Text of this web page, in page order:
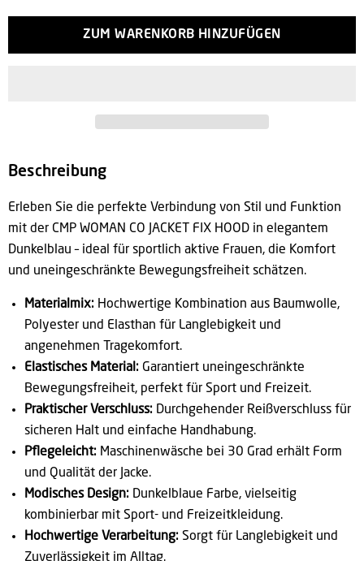
ZUM WARENKORB HINZUFÜGEN
Beschreibung
Erleben Sie die perfekte Verbindung von Stil und Funktion
mit der CMP WOMAN CO JACKET FIX HOOD in elegantem
Dunkelblau – ideal für sportlich aktive Frauen, die Komfort
und uneingeschränkte Bewegungsfreiheit schätzen.
Materialmix: Hochwertige Kombination aus Baumwolle,
Polyester und Elasthan für Langlebigkeit und
angenehmen Tragekomfort.
Elastisches Material: Garantiert uneingeschränkte
Bewegungsfreiheit, perfekt für Sport und Freizeit.
Praktischer Verschluss: Durchgehender Reißverschluss für
sicheren Halt und einfache Handhabung.
Pflegeleicht: Maschinenwäsche bei 30 Grad erhält Form
und Qualität der Jacke.
Modisches Design: Dunkelblaue Farbe, vielseitig
kombinierbar mit Sport- und Freizeitkleidung.
Hochwertige Verarbeitung: Sorgt für Langlebigkeit und
Zuverlässigkeit im Alltag.